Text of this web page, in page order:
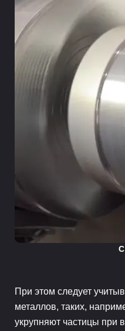
При этом следует
металлов, таких,
укрупняют частицы при